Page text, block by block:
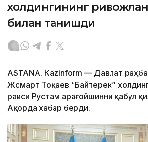
холдингининг
билан танишди
ASTANА. Каzinform — Давлат
Жомарт Тоқаев “Байтерек”
раиси Рустам Қарағойшинни қабул
Ақорда хабар берди.